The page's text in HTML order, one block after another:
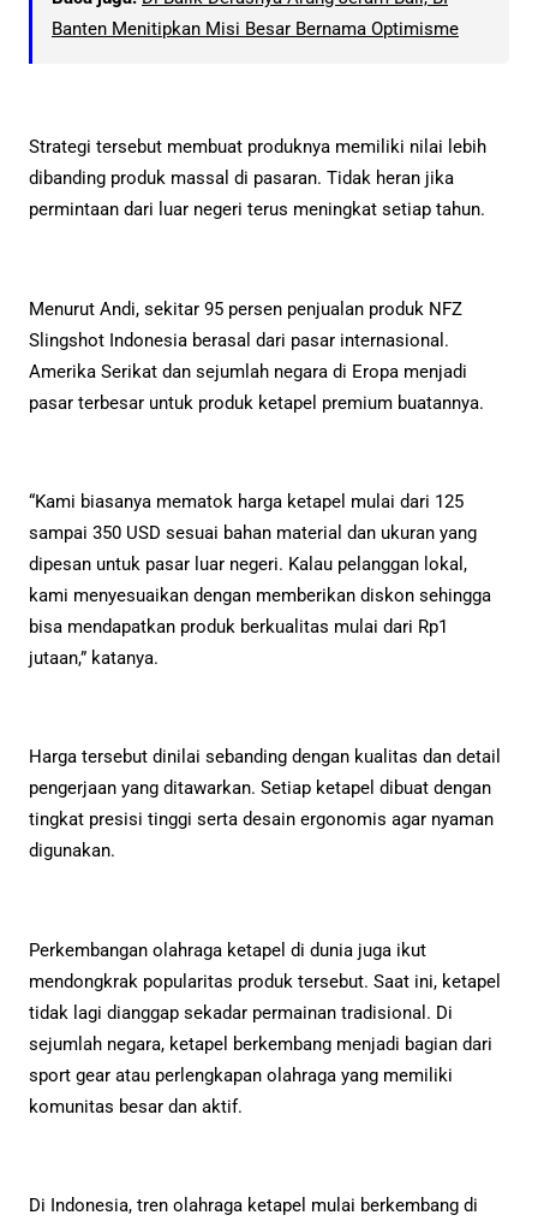
Banten Menitipkan Misi Besar Bernama Optimisme
Strategi tersebut membuat produknya memiliki nilai lebih
dibanding produk massal di pasaran. Tidak heran jika
permintaan dari luar negeri terus meningkat setiap tahun.
Menurut Andi, sekitar 95 persen penjualan produk NFZ
Slingshot Indonesia berasal dari pasar internasional.
Amerika Serikat dan sejumlah negara di Eropa menjadi
pasar terbesar untuk produk ketapel premium buatannya.
“Kami biasanya mematok harga ketapel mulai dari 125
sampai 350 USD sesuai bahan material dan ukuran yang
dipesan untuk pasar luar negeri. Kalau pelanggan lokal,
kami menyesuaikan dengan memberikan diskon sehingga
bisa mendapatkan produk berkualitas mulai dari Rp1
jutaan,” katanya.
Harga tersebut dinilai sebanding dengan kualitas dan detail
pengerjaan yang ditawarkan. Setiap ketapel dibuat dengan
tingkat presisi tinggi serta desain ergonomis agar nyaman
digunakan.
Perkembangan olahraga ketapel di dunia juga ikut
mendongkrak popularitas produk tersebut. Saat ini, ketapel
tidak lagi dianggap sekadar permainan tradisional. Di
sejumlah negara, ketapel berkembang menjadi bagian dari
sport gear atau perlengkapan olahraga yang memiliki
komunitas besar dan aktif.
Di Indonesia, tren olahraga ketapel mulai berkembang di